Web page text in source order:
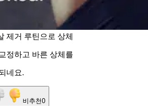
제거 루틴으로 상체
정하고 바른 상체를
네요.
비추천0